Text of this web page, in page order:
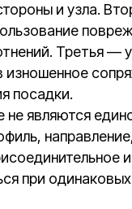
и узла.
Третья —
изношенное
посадки.
не являются
при